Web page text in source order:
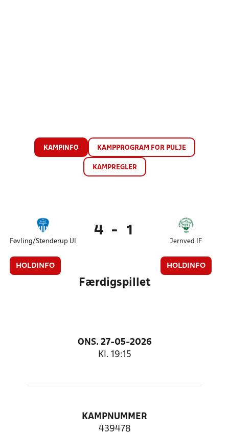
KAMPINFO KAMPPROGRAM FOR PULJE
KAMPREGLER
Føvling/Stenderup UI
HOLDINFO
4 - 1
Jernved IF
HOLDINFO
Færdigspillet
ONS. 27-05-2026
Kl. 19:15
KAMPNUMMER
439478